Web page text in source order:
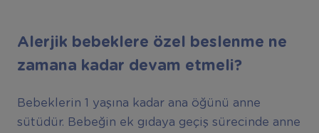
Alerjik bebeklere özel beslenme ne
zamana kadar devam etmeli?
Bebeklerin 1 yaşına kadar ana öğünü anne
sütüdür. Bebeğin ek gıdaya geçiş sürecinde anne